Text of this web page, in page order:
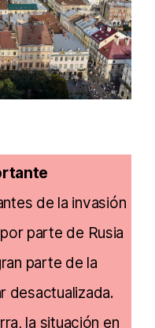
de la invasión
parte de Rusia
parte de la
desactualizada.
la situación en